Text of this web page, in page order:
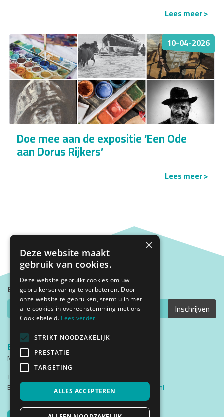
Lees meer >
10-04-2026
Doe mee aan de expositie ‘Een Ode
aan Dorus Rijkers’
Lees meer >
Blijf op de hoogte met onze nieuwsbrief
Bezoekadres
Middenweg 21782 BG Den Helder
Telefoon: (0223) 537200
Email: cursistenadministratie@triade-denhelder.nl
×
Deze website maakt
gebruik van cookies.
Deze website gebruikt cookies om uw
gebruikerservaring te verbeteren. Door
onze website te gebruiken, stemt u in met
alle cookies in overeenstemming met ons
Cookiebeleid. Lees verder
STRIKT NOODZAKELIJK
PRESTATIE
TARGETING
ALLES ACCEPTEREN